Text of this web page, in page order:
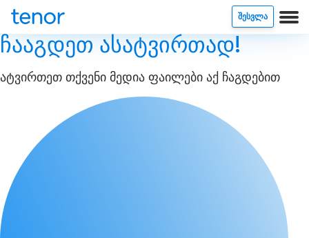
ᲨᲔᲡᲕᲚᲐ
ჩააგდეთ ასატვირთად!
ატვირთეთ თქვენი მედია ფაილები აქ ჩაგდებით